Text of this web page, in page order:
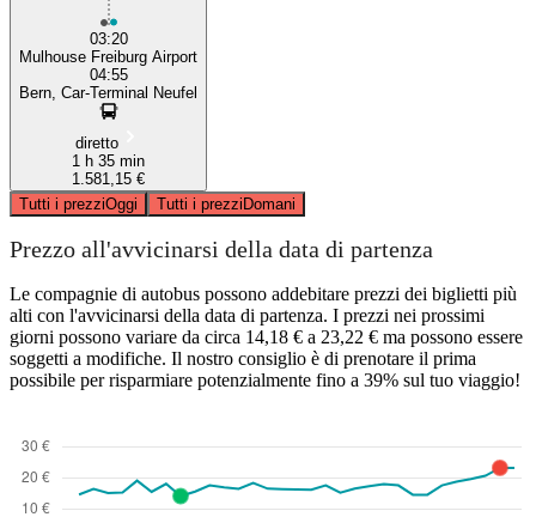
03:20
Mulhouse Freiburg Airport
04:55
Bern, Car-Terminal Neufel
diretto
1 h 35 min
1.581,15 €
Tutti i prezziOggi Tutti i prezziDomani
Prezzo all'avvicinarsi della data di partenza
Le compagnie di autobus possono addebitare prezzi dei biglietti più
alti con l'avvicinarsi della data di partenza. I prezzi nei prossimi
giorni possono variare da circa 14,18 € a 23,22 € ma possono essere
soggetti a modifiche. Il nostro consiglio è di prenotare il prima
possibile per risparmiare potenzialmente fino a 39% sul tuo viaggio!